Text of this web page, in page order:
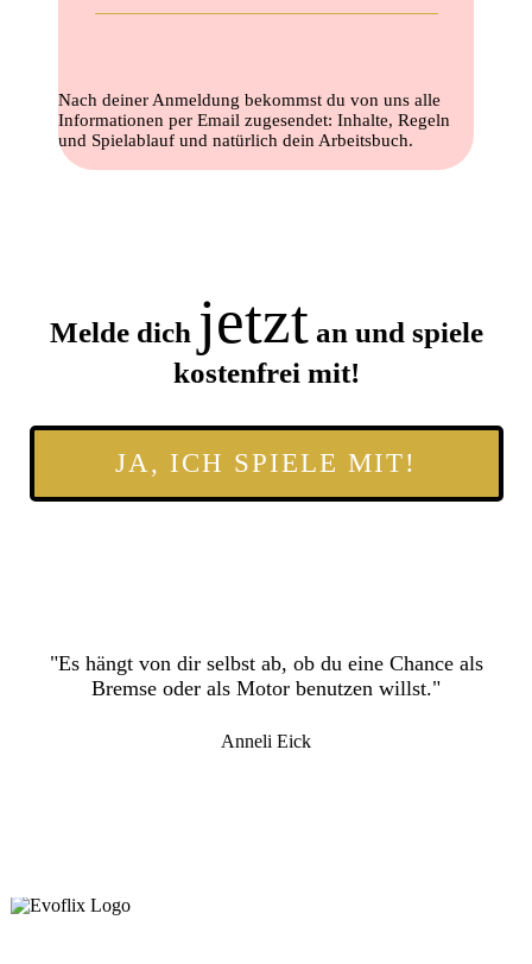
Nach deiner Anmeldung bekommst du von uns alle
Informationen per Email zugesendet: Inhalte, Regeln
und Spielablauf und natürlich dein Arbeitsbuch.
Melde dich jetztan und spiele
kostenfrei mit!
JA, ICH SPIELE MIT!
"Es hängt von dir selbst ab, ob du eine Chance als
Bremse oder als Motor benutzen willst."
Anneli Eick